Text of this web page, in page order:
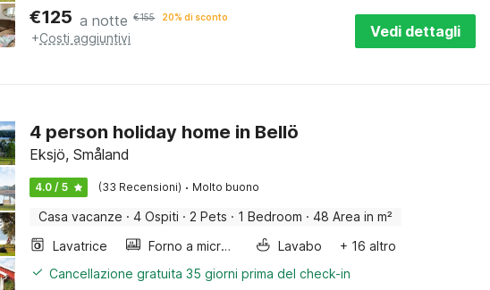
€125 a notte €155 20% di sconto
+Costi aggiuntivi Vedi dettagli
4 person holiday home in Bellö
Eksjö, Småland
4.0 / 5 (33 Recensioni) · Molto buono
Casa vacanze · 4 Ospiti · 2 Pets · 1 Bedroom · 48 Area in m²
Lavatrice
Forno a microonde combinato Lavabo
+ 16 altro
Cancellazione gratuita 35 giorni prima del check-in